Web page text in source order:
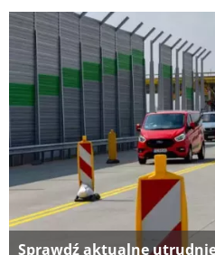
Sprawdź aktualne